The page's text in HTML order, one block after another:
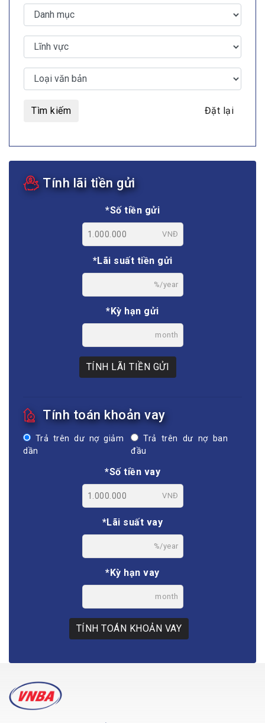
Tìm kiếm Đặt lại
Tính lãi tiền gửi
*Số tiền gửi
VNĐ
*Lãi suất tiền gửi
%/year
*Kỳ hạn gửi
month
TÍNH LÃI TIỀN GỬI
Tính toán khoản vay
Trả trên dư nợ giảm
dần
Trả trên dư nợ ban
đầu
*Số tiền vay
VNĐ
*Lãi suất vay
%/year
*Kỳ hạn vay
month
TÍNH TOÁN KHOẢN VAY